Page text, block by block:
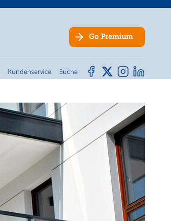
Go Premium
Kundenservice Suche